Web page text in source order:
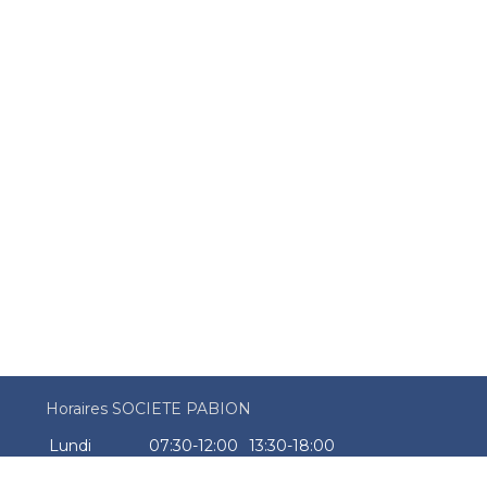
Horaires SOCIETE PABION
Lundi
07:30-12:00
13:30-18:00